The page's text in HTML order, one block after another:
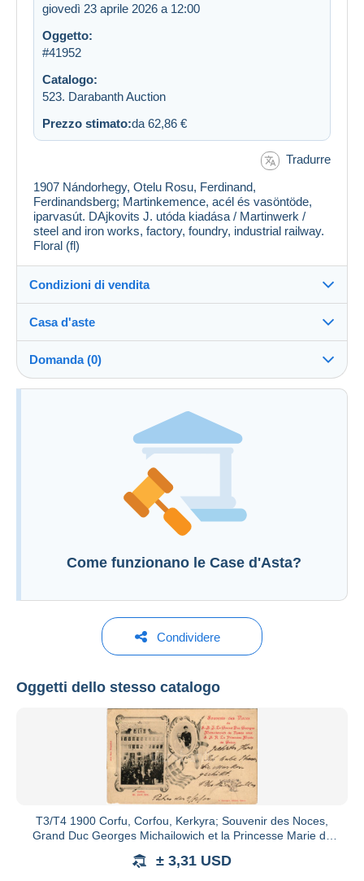
giovedì 23 aprile 2026 a 12:00
Oggetto:
#41952
Catalogo:
523. Darabanth Auction
Prezzo stimato:da 62,86 €
Tradurre
1907 Nándorhegy, Otelu Rosu, Ferdinand,
Ferdinandsberg; Martinkemence, acél és vasöntöde,
iparvasút. DAjkovits J. utóda kiadása / Martinwerk /
steel and iron works, factory, foundry, industrial railway.
Floral (fl)
Condizioni di vendita
Informazioni aggiuntive alle condizioni di vendita
Casa d'aste
Vedi tutti i cataloghi
Domanda (0)
Per inviare una domanda devi aprire una
Aprire una sessione
Come funzionano le Case d'Asta?
Condividere
Oggetti dello stesso catalogo
T3/T4 1900 Corfu, Corfou, Kerkyra; Souvenir des Noces,
Grand Duc Georges Michailowich et la Princesse Marie de
± 3,31 USD